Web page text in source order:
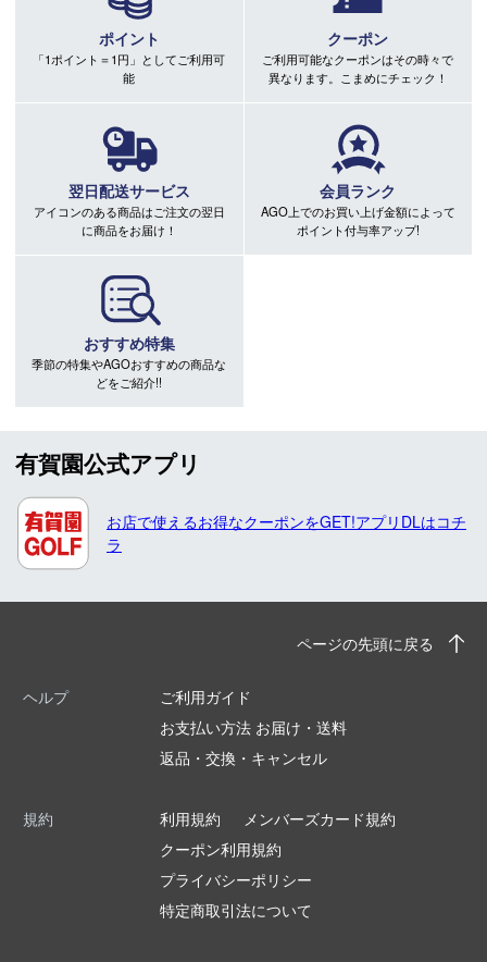
ポイント
「1ポイント＝1円」としてご利用可
能
クーポン
ご利用可能なクーポンはその時々で
異なります。こまめにチェック！
翌日配送サービス
アイコンのある商品はご注文の翌日
に商品をお届け！
会員ランク
AGO上でのお買い上げ金額によって
ポイント付与率アップ!
おすすめ特集
季節の特集やAGOおすすめの商品な
どをご紹介!!
有賀園公式アプリ
お店で使えるお得なクーポンをGET!アプリDLはコチ
ラ
ページの先頭に戻る
ヘルプ
ご利用ガイド
お支払い方法 お届け・送料
返品・交換・キャンセル
規約 利用規約
メンバーズカード規約
クーポン利用規約
プライバシーポリシー
特定商取引法について